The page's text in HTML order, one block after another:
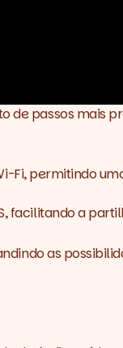
passos mais
permitindo
a
as